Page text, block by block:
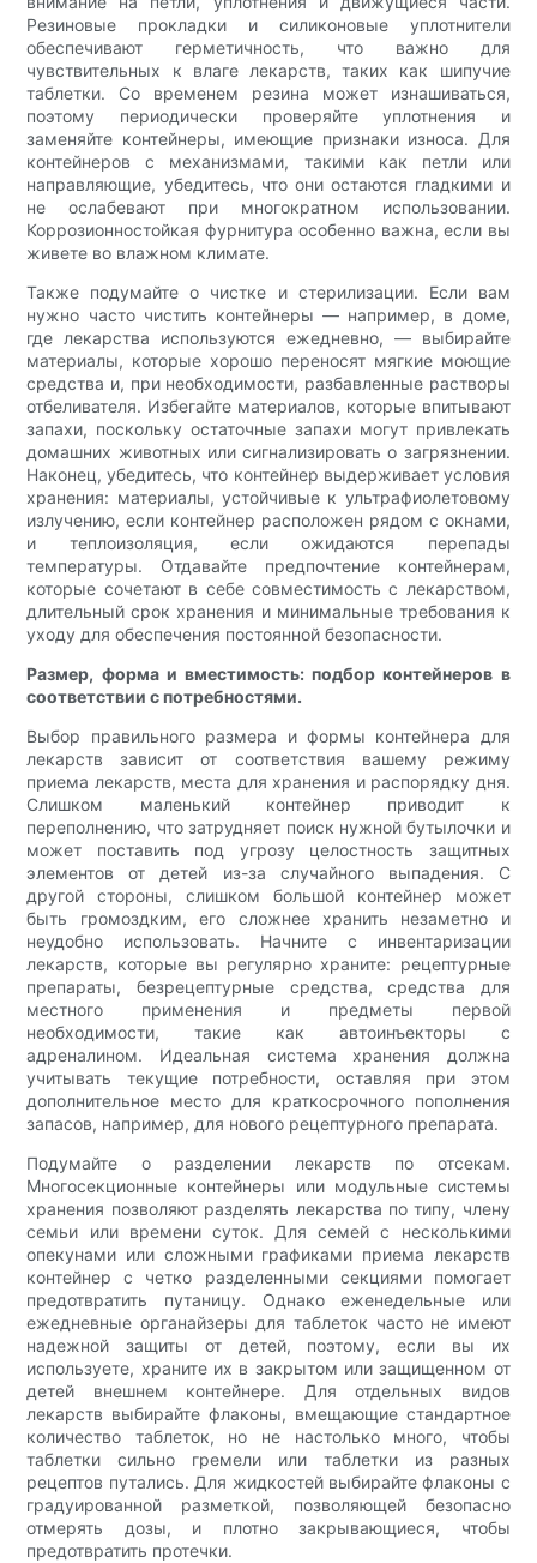
Резиновые прокладки и силиконовые уплотнители
обеспечивают герметичность, что важно для
чувствительных к влаге лекарств, таких как шипучие
таблетки. Со временем резина может изнашиваться,
поэтому периодически проверяйте уплотнения и
заменяйте контейнеры, имеющие признаки износа. Для
контейнеров с механизмами, такими как петли или
направляющие, убедитесь, что они остаются гладкими и
не ослабевают при многократном использовании.
Коррозионностойкая фурнитура особенно важна, если вы
живете во влажном климате.
Также подумайте о чистке и стерилизации. Если вам
нужно часто чистить контейнеры — например, в доме,
где лекарства используются ежедневно, — выбирайте
материалы, которые хорошо переносят мягкие моющие
средства и, при необходимости, разбавленные растворы
отбеливателя. Избегайте материалов, которые впитывают
запахи, поскольку остаточные запахи могут привлекать
домашних животных или сигнализировать о загрязнении.
Наконец, убедитесь, что контейнер выдерживает условия
хранения: материалы, устойчивые к ультрафиолетовому
излучению, если контейнер расположен рядом с окнами,
и теплоизоляция, если ожидаются перепады
температуры. Отдавайте предпочтение контейнерам,
которые сочетают в себе совместимость с лекарством,
длительный срок хранения и минимальные требования к
уходу для обеспечения постоянной безопасности.
Размер, форма и вместимость: подбор контейнеров в
соответствии с потребностями.
Выбор правильного размера и формы контейнера для
лекарств зависит от соответствия вашему режиму
приема лекарств, места для хранения и распорядку дня.
Слишком маленький контейнер приводит к
переполнению, что затрудняет поиск нужной бутылочки и
может поставить под угрозу целостность защитных
элементов от детей из-за случайного выпадения. С
другой стороны, слишком большой контейнер может
быть громоздким, его сложнее хранить незаметно и
неудобно использовать. Начните с инвентаризации
лекарств, которые вы регулярно храните: рецептурные
препараты, безрецептурные средства, средства для
местного применения и предметы первой
необходимости, такие как автоинъекторы с
адреналином. Идеальная система хранения должна
учитывать текущие потребности, оставляя при этом
дополнительное место для краткосрочного пополнения
запасов, например, для нового рецептурного препарата.
Подумайте о разделении лекарств по отсекам.
Многосекционные контейнеры или модульные системы
хранения позволяют разделять лекарства по типу, члену
семьи или времени суток. Для семей с несколькими
опекунами или сложными графиками приема лекарств
контейнер с четко разделенными секциями помогает
предотвратить путаницу. Однако еженедельные или
ежедневные органайзеры для таблеток часто не имеют
надежной защиты от детей, поэтому, если вы их
используете, храните их в закрытом или защищенном от
детей внешнем контейнере. Для отдельных видов
лекарств выбирайте флаконы, вмещающие стандартное
количество таблеток, но не настолько много, чтобы
таблетки сильно гремели или таблетки из разных
рецептов путались. Для жидкостей выбирайте флаконы с
градуированной разметкой, позволяющей безопасно
отмерять дозы, и плотно закрывающиеся, чтобы
предотвратить протечки.